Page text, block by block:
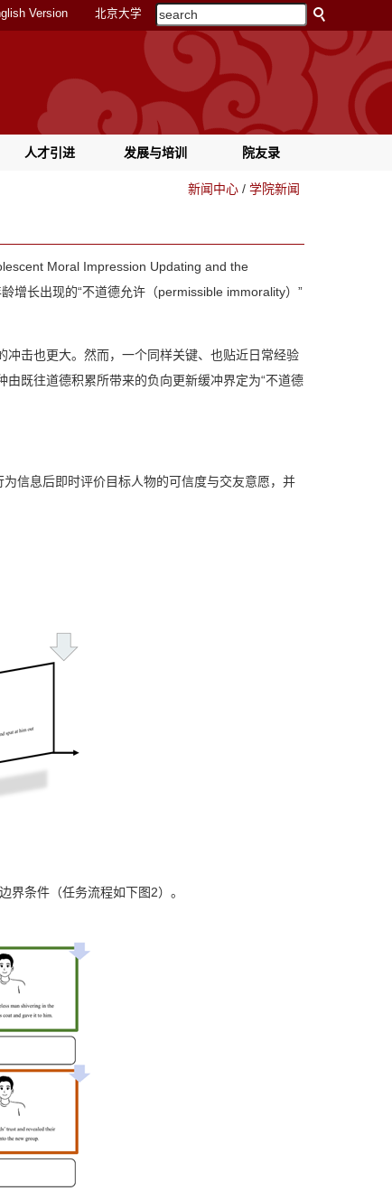
Version 北京大学
人才引进 发展与培训 院友录
新闻中心 / 学院新闻
Moral Impression Updating and the
增长出现的“不道德允许（permissible immorality）”
冲击也更大。然而，一个同样关键、也贴近日常经验
既往道德积累所带来的负向更新缓冲界定为“不道德
信息后即时评价目标人物的可信度与交友意愿，并
条件（任务流程如下图2）。